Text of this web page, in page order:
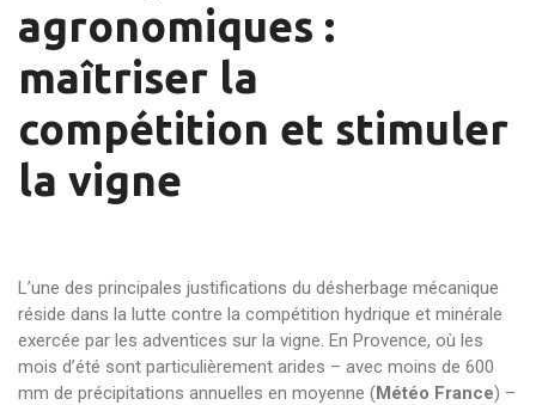
agronomiques :
maîtriser la
compétition et stimuler
la vigne
L’une des principales justifications du désherbage mécanique
réside dans la lutte contre la compétition hydrique et minérale
exercée par les adventices sur la vigne. En Provence, où les
mois d’été sont particulièrement arides – avec moins de 600
mm de précipitations annuelles en moyenne (Météo France) –